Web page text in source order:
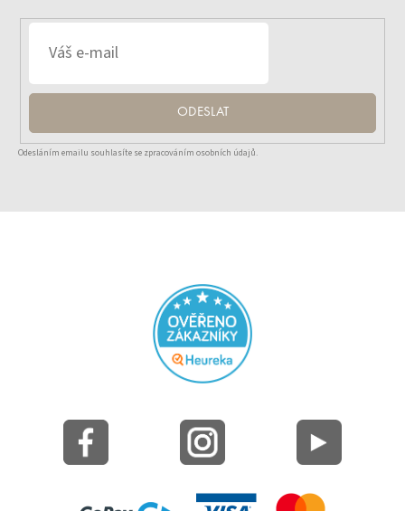
ODESLAT
Odesláním emailu souhlasíte se zpracováním osobních údajů.